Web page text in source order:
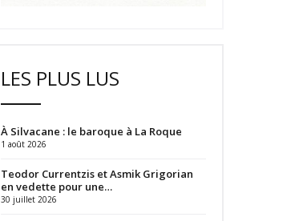
LES PLUS LUS
À Silvacane : le baroque à La Roque
1 août 2026
Teodor Currentzis et Asmik Grigorian
en vedette pour une…
30 juillet 2026